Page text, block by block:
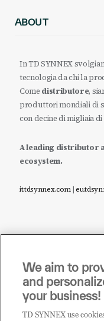
ABOUT
In TD SYNNEX
tecnologia da chi la
Come distributore,
produttori mondiali di
con decine di migliaia
A leading distributor
ecosystem.
it.tdsynnex.com|
Sei un rivenditore
i prodotti o
We aim to
and
your business!
TD SYNNEX use